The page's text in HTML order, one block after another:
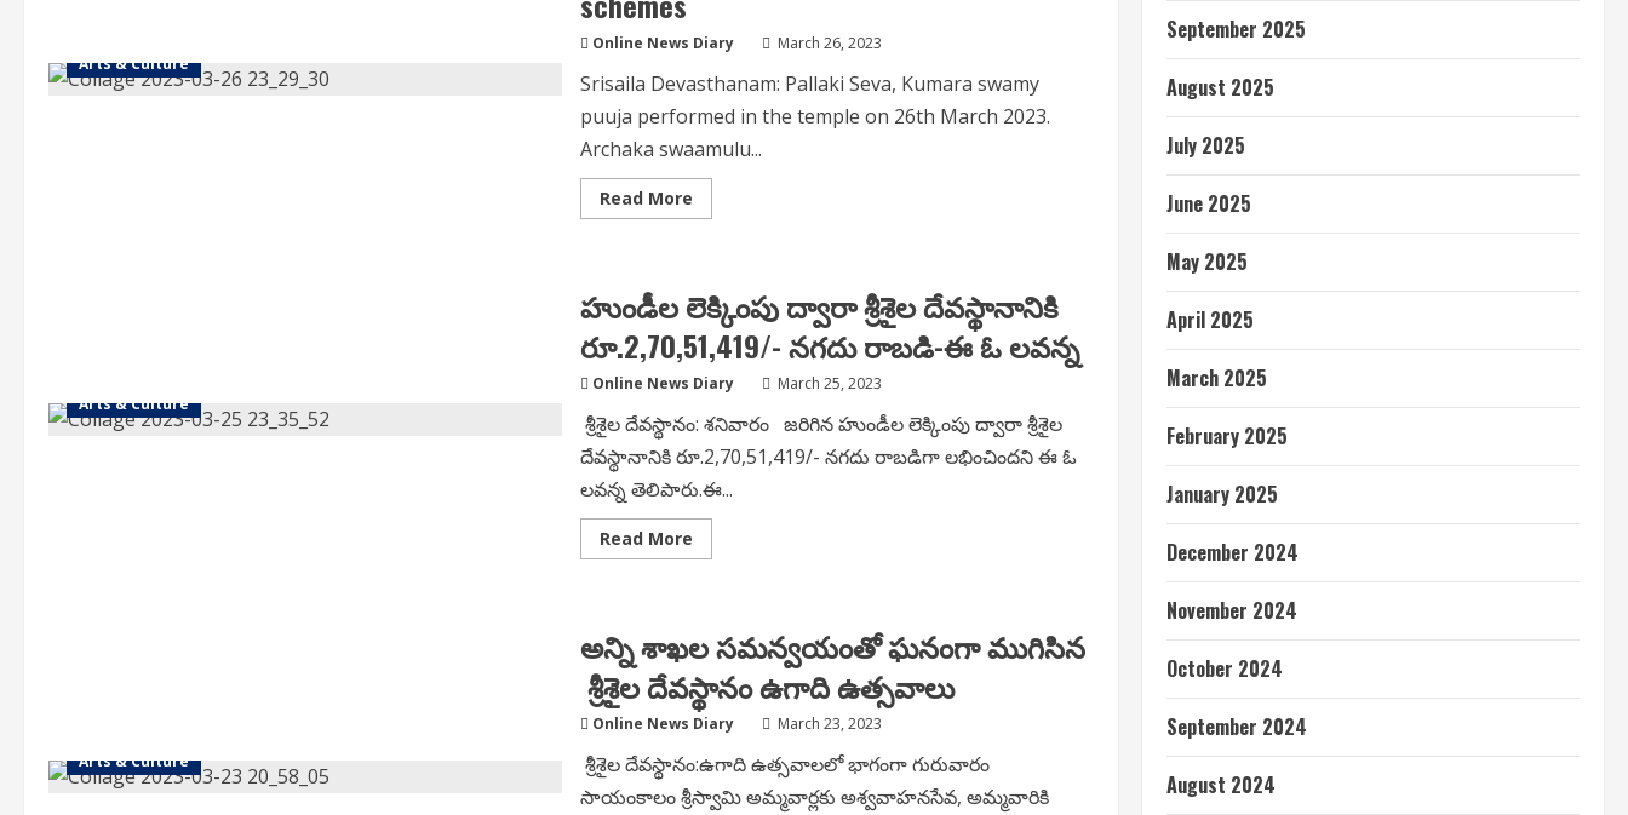
Arts & Culture
Online News Diary March 26, 2023
Srisaila Devasthanam: Pallaki Seva, Kumara swamy
puuja performed in the temple on 26th March 2023.
Archaka swaamulu...
Read MoreRead
more
Devasthanam
schemes
Arts & Culture
హుండీల లెక్కింపు ద్వారా శ్రీశైల దేవస్థానానికి
రూ.2,70,51,419/- నగదు రాబడి-ఈ ఓ లవన్న
Online News Diary March 25, 2023
శ్రీశైల దేవస్థానం: శనివారం జరిగిన హుండీల లెక్కింపు ద్వారా శ్రీశైల
దేవస్థానానికి రూ.2,70,51,419/- నగదు రాబడిగా లభించిందని ఈ ఓ
లవన్న తెలిపారు.ఈ...
Read MoreRead
more
శ్రీశైల
దేవస్థానానికి
రూ.2,70,51,419/-
నగదు
రాబడి-
ఈ
లవన్న
Arts & Culture
అన్ని శాఖల సమన్వయంతో ఘనంగా ముగిసిన
శ్రీశైల దేవస్థానం ఉగాది ఉత్సవాలు
Online News Diary March 23, 2023
శ్రీశైల దేవస్థానం:ఉగాది ఉత్సవాలలో భాగంగా గురువారం
సాయంకాలం శ్రీస్వామి అమ్మవార్లకు అశ్వవాహనసేవ, అమ్మవారికి
September 2025
August 2025
July 2025
June 2025
May 2025
April 2025
March 2025
February 2025
January 2025
December 2024
November 2024
October 2024
September 2024
August 2024